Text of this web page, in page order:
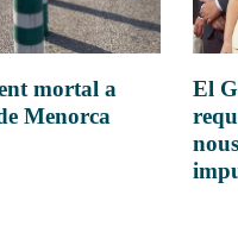
mortal a
Menorca
El